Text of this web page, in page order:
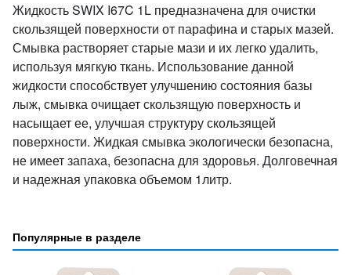
Жидкость SWIX I67C 1L предназначена для очистки
скользящей поверхности от парафина и старых мазей.
Смывка растворяет старые мази и их легко удалить,
используя мягкую ткань. Использование данной
жидкости способствует улучшению состояния базы
лыж, смывка очищает скользящую поверхность и
насыщает ее, улучшая структуру скользящей
поверхности. Жидкая смывка экологически безопасна,
не имеет запаха, безопасна для здоровья. Долговечная
и надежная упаковка объемом 1литр.
Популярные в разделе